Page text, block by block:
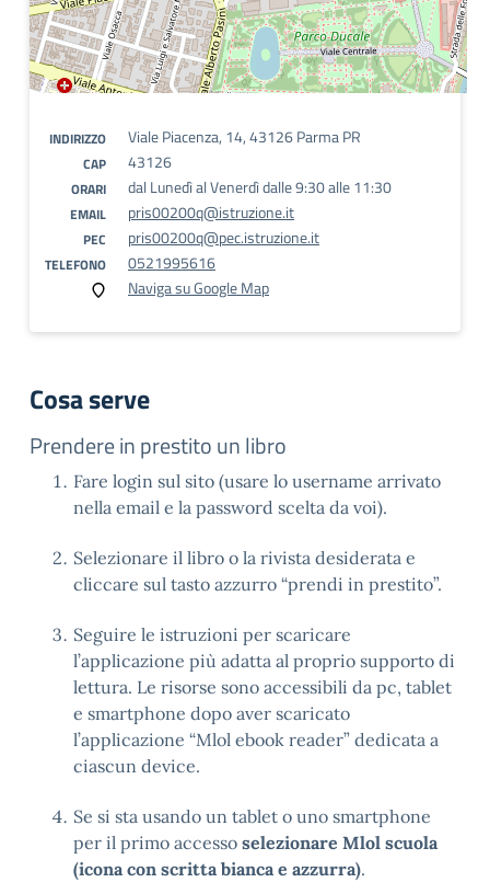
INDIRIZZO Viale Piacenza, 14, 43126 Parma PR
CAP 43126
ORARI dal Lunedì al Venerdì dalle 9:30 alle 11:30
EMAIL pris00200q@istruzione.it
PEC pris00200q@pec.istruzione.it
TELEFONO
0521995616
Naviga su Google Map
Cosa serve
Prendere in prestito un libro
Fare login sul sito (usare lo username arrivato
nella email e la password scelta da voi).
Selezionare il libro o la rivista desiderata e
cliccare sul tasto azzurro “prendi in prestito”.
Seguire le istruzioni per scaricare
l’applicazione più adatta al proprio supporto di
lettura. Le risorse sono accessibili da pc, tablet
e smartphone dopo aver scaricato
l’applicazione “Mlol ebook reader” dedicata a
ciascun device.
Se si sta usando un tablet o uno smartphone
per il primo accesso selezionare Mlol scuola
(icona con scritta bianca e azzurra).